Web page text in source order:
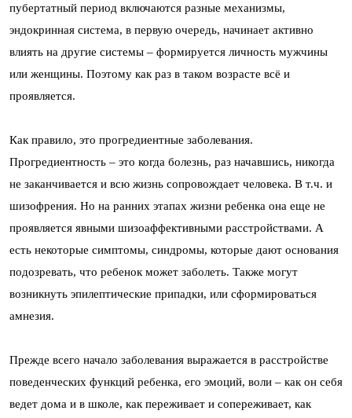
пубертатный период включаются разные механизмы,
эндокринная система, в первую очередь, начинает активно
влиять на другие системы – формируется личность мужчины
или женщины. Поэтому как раз в таком возрасте всё и
проявляется.
Как правило, это прогредиентные заболевания.
Прогредиентность – это когда болезнь, раз начавшись, никогда
не заканчивается и всю жизнь сопровождает человека. В т.ч. и
шизофрения. Но на ранних этапах жизни ребенка она еще не
проявляется явными шизоаффективными расстройствами. А
есть некоторые симптомы, синдромы, которые дают основания
подозревать, что ребенок может заболеть. Также могут
возникнуть эпилептические припадки, или сформироваться
амнезия.
Прежде всего начало заболевания выражается в расстройстве
поведенческих функций ребенка, его эмоций, воли – как он себя
ведет дома и в школе, как переживает и сопереживает, как